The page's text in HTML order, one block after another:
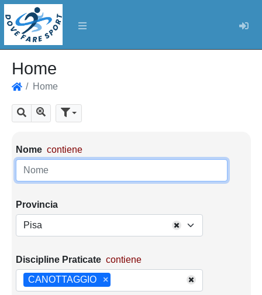
Home
Home
Cerca Mostra tutti i risultati
Parametri di ricerca
Nome contiene
Provincia
Pisa
Discipline Praticate contiene
×
CANOTTAGGIO